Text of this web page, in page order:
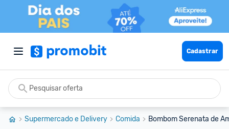
Cadastrar
Supermercado e Delivery Comida Bombom Serenata de